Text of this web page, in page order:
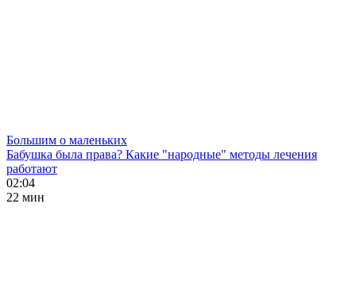
Большим о маленьких
Бабушка была права? Какие "народные" методы лечения
работают
02:04
22 мин